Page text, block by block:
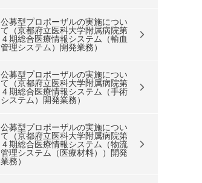
公募型プロポーザルの実施につい
て（京都府立医科大学附属病院第
４期総合医療情報システム（輸血
管理システム）開発業務）
公募型プロポーザルの実施につい
て（京都府立医科大学附属病院第
４期総合医療情報システム（手術
システム）開発業務）
公募型プロポーザルの実施につい
て（京都府立医科大学附属病院第
４期総合医療情報システム（物流
管理システム（医療材料））開発
業務）